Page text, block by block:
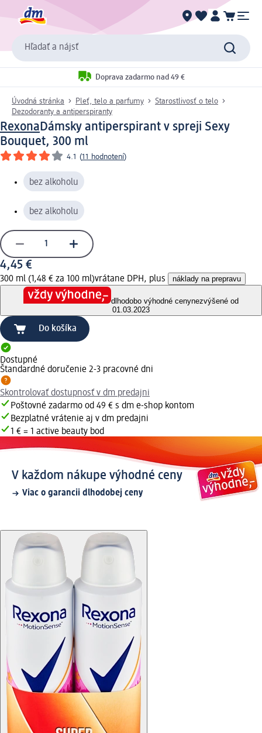
Hľadať a nájsť
Doprava zadarmo nad 49 €
Úvodná stránka Pleť, telo a parfumy
Starostlivosť o telo
Dezodoranty a antiperspiranty
RexonaDámsky antiperspirant v spreji Sexy
Bouquet, 300 ml
4.1 (11 hodnotení)
bez alkoholu
bez alkoholu
4,45 €
300 ml (1,48 € za 100 ml)vrátane DPH, plus náklady na prepravu
dlhodobo výhodné cenynezvýšené od
01.03.2023
Do košíka
Dostupné
Štandardné doručenie 2-3 pracovné dni
Skontrolovať dostupnosť v dm predajni
Poštovné zadarmo od 49 € s dm e-shop kontom
Bezplatné vrátenie aj v dm predajni
1 € = 1 active beauty bod
V každom nákupe výhodné ceny
Viac o garancii dlhodobej ceny